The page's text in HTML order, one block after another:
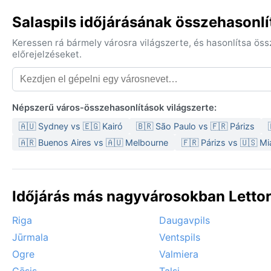
Salaspils időjárásának
Keressen rá bármely városra világszerte, és hasonlítsa
előrejelzéseket.
Népszerű város-összehasonlítások világszerte:
🇦🇺 Sydney vs 🇪🇬 Kairó 🇧🇷 São Paulo vs 🇫🇷 Párizs
🇦🇷 Buenos Aires vs 🇦🇺 Melbourne
🇫🇷 Párizs vs 🇺🇸
Időjárás más nagyvárosokban
Riga
Daugavpils
Jūrmala
Ventspils
Ogre
Valmiera